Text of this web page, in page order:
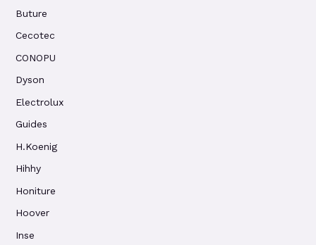
Buture
Cecotec
CONOPU
Dyson
Electrolux
Guides
H.Koenig
Hihhy
Honiture
Hoover
Inse